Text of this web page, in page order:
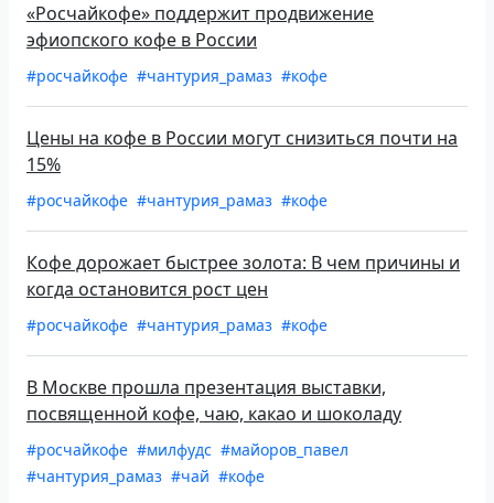
«Росчайкофе» поддержит продвижение
эфиопского кофе в России
#росчайкофе #чантурия_рамаз #кофе
Цены на кофе в России могут снизиться почти на
15%
#росчайкофе #чантурия_рамаз #кофе
Кофе дорожает быстрее золота: В чем причины и
когда остановится рост цен
#росчайкофе #чантурия_рамаз #кофе
В Москве прошла презентация выставки,
посвященной кофе, чаю, какао и шоколаду
#росчайкофе #милфудс #майоров_павел
#чантурия_рамаз #чай #кофе